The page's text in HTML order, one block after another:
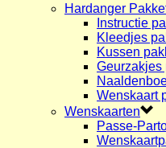
Hardanger
Instructie
Kleedjes
Kussen
Geurzakjes
Wenskaart
Wenskaarten
Passe-